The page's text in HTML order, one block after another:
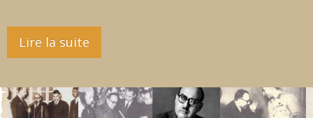
Lire la suite